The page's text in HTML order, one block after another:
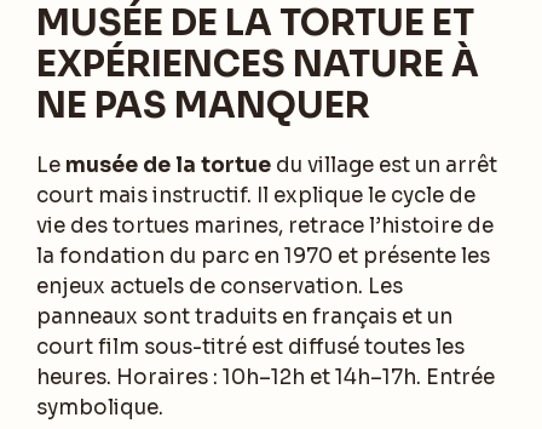
MUSÉE DE LA TORTUE ET
EXPÉRIENCES NATURE À
NE PAS MANQUER
Le musée de la tortue du village est un arrêt
court mais instructif. Il explique le cycle de
vie des tortues marines, retrace l’histoire de
la fondation du parc en 1970 et présente les
enjeux actuels de conservation. Les
panneaux sont traduits en français et un
court film sous-titré est diffusé toutes les
heures. Horaires : 10h–12h et 14h–17h. Entrée
symbolique.